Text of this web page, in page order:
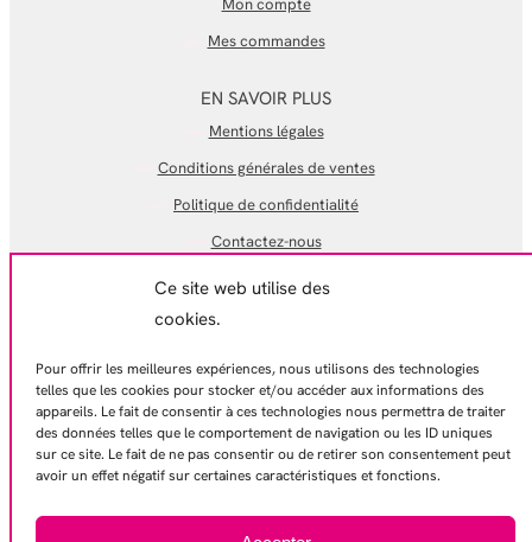
Ce site web utilise des
cookies.
Pour offrir les meilleures expériences, nous utilisons des technologies
telles que les cookies pour stocker et/ou accéder aux informations des
appareils. Le fait de consentir à ces technologies nous permettra de traiter
des données telles que le comportement de navigation ou les ID uniques
sur ce site. Le fait de ne pas consentir ou de retirer son consentement peut
avoir un effet négatif sur certaines caractéristiques et fonctions.
Mes commandes
EN SAVOIR PLUS
Mentions légales
Conditions générales de ventes
Politique de confidentialité
Contactez-nous